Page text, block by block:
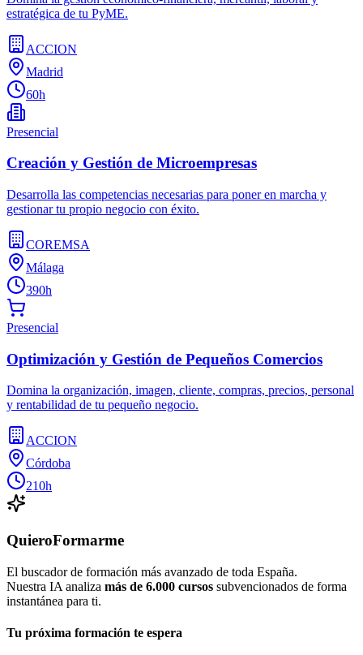
estratégica de tu PyME.
ACCION
Madrid
60h
Presencial
Creación y Gestión de Microempresas
Desarrolla las competencias necesarias para poner en marcha y
gestionar tu propio negocio con éxito.
COREMSA
Málaga
390h
Presencial
Optimización y Gestión de Pequeños Comercios
Domina la organización, imagen, cliente, compras, precios, personal
y rentabilidad de tu pequeño negocio.
ACCION
Córdoba
210h
QuieroFormarme
El buscador de formación más avanzado de toda España.
Nuestra IA analiza más de 6.000 cursos subvencionados de forma
instantánea para ti.
Tu próxima formación te espera